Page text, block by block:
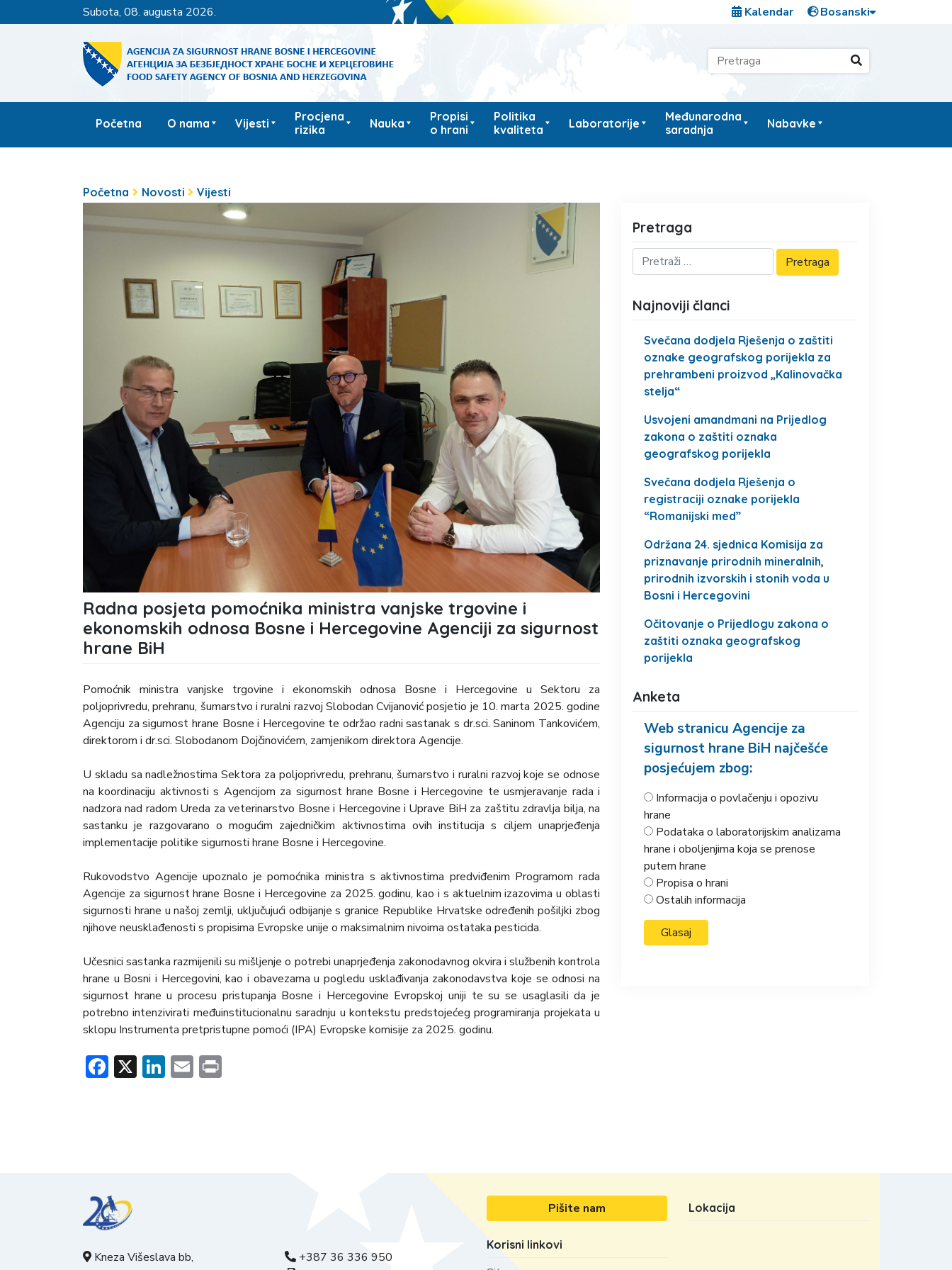
subota, 08. augusta 2026. Kalendar
Početna O nama Vijesti
Procjena
rizika
Nauka
Propisi
o hrani
Politika
kvaliteta
Laboratorije
Međunarodna
saradnja
Nabavke
Početna Novosti Vijesti
Radna posjeta pomoćnika ministra vanjske trgovine i
ekonomskih odnosa Bosne i Hercegovine Agenciji za sigurnost
hrane BiH
Pomoćnik ministra vanjske trgovine i ekonomskih odnosa Bosne i Hercegovine u Sektoru za
poljoprivredu, prehranu, šumarstvo i ruralni razvoj Slobodan Cvijanović posjetio je 10. marta 2025. godine
Agenciju za sigurnost hrane Bosne i Hercegovine te održao radni sastanak s dr.sci. Saninom Tankovićem,
direktorom i dr.sci. Slobodanom Dojčinovićem, zamjenikom direktora Agencije.
U skladu sa nadležnostima Sektora za poljoprivredu, prehranu, šumarstvo i ruralni razvoj koje se odnose
na koordinaciju aktivnosti s Agencijom za sigurnost hrane Bosne i Hercegovine te usmjeravanje rada i
nadzora nad radom Ureda za veterinarstvo Bosne i Hercegovine i Uprave BiH za zaštitu zdravlja bilja, na
sastanku je razgovarano o mogućim zajedničkim aktivnostima ovih institucija s ciljem unaprjeđenja
implementacije politike sigurnosti hrane Bosne i Hercegovine.
Rukovodstvo Agencije upoznalo je pomoćnika ministra s aktivnostima predviđenim Programom rada
Agencije za sigurnost hrane Bosne i Hercegovine za 2025. godinu, kao i s aktuelnim izazovima u oblasti
sigurnosti hrane u našoj zemlji, uključujući odbijanje s granice Republike Hrvatske određenih pošiljki zbog
njihove neusklađenosti s propisima Evropske unije o maksimalnim nivoima ostataka pesticida.
Učesnici sastanka razmijenili su mišljenje o potrebi unaprjeđenja zakonodavnog okvira i službenih kontrola
hrane u Bosni i Hercegovini, kao i obavezama u pogledu usklađivanja zakonodavstva koje se odnosi na
sigurnost hrane u procesu pristupanja Bosne i Hercegovine Evropskoj uniji te su se usaglasili da je
potrebno intenzivirati međuinstitucionalnu saradnju u kontekstu predstojećeg programiranja projekata u
sklopu Instrumenta pretpristupne pomoći (IPA) Evropske komisije za 2025. godinu.
Facebook
X LinkedIn
Email
Pretraga
Najnoviji članci
Svečana dodjela Rješenja o zaštiti
oznake geografskog porijekla za
prehrambeni proizvod „Kalinovačka
stelja“
Usvojeni amandmani na Prijedlog
zakona o zaštiti oznaka
geografskog porijekla
Svečana dodjela Rješenja o
registraciji oznake porijekla
“Romanijski med”
Održana 24. sjednica Komisija za
priznavanje prirodnih mineralnih,
prirodnih izvorskih i stonih voda u
Bosni i Hercegovini
Očitovanje o Prijedlogu zakona o
zaštiti oznaka geografskog
porijekla
Anketa
Web stranicu Agencije za
sigurnost hrane BiH najčešće
posjećujem zbog:
Informacija o povlačenju i opozivu
hrane
Podataka o laboratorijskim analizama
hrane i oboljenjima koja se prenose
putem hrane
Propisa o hrani
Ostalih informacija
Kneza Višeslava bb,
+387 36 336 950
Pišite nam
Korisni linkovi
Lokacija